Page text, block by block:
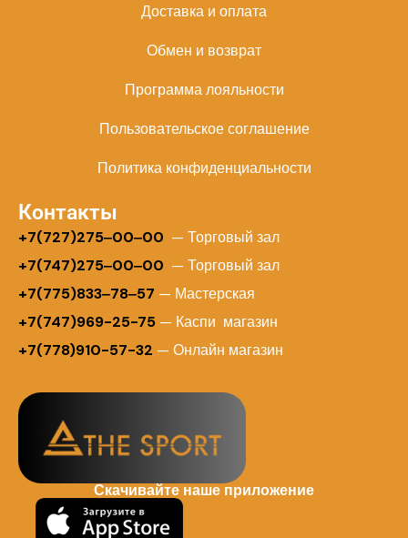
Доставка и оплата
Обмен и возврат
Программа лояльности
Пользовательское соглашение
Политика конфиденциальности
Контакты
+7(727)275‒00‒00 — Торговый зал
+7(747)275‒00‒00 — Торговый зал
+7(775)833‒78‒57 — Мастерская
+7(747)969-25-75 — Каспи магазин
+7(778)910-57-32 — Онлайн магазин
Скачивайте наше приложение